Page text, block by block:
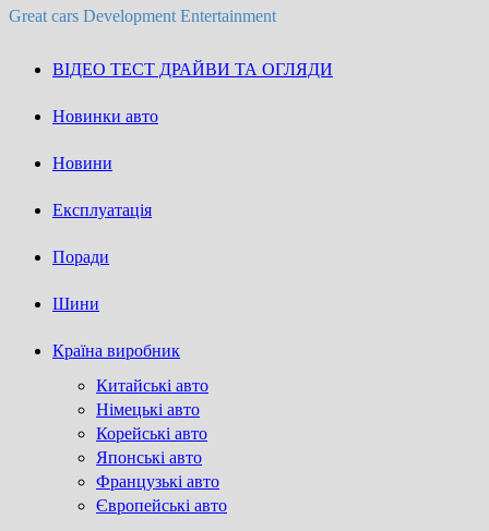
Great cars Development Entertainment
ВІДЕО ТЕСТ ДРАЙВИ ТА ОГЛЯДИ
Новинки авто
Новини
Експлуатація
Поради
Шини
Країна виробник
Китайські авто
Німецькі авто
Корейські авто
Японські авто
Французькі авто
Європейські авто